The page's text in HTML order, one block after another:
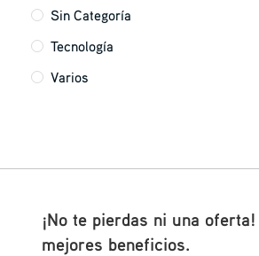
Sin Categoría
Tecnología
Varios
¡No te pierdas ni una
mejores beneficios.